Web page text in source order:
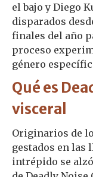
el bajo y Diego
disparados
finales del año
proceso
género
Qué es
visceral
Originarios de
gestados en las
intrépido se